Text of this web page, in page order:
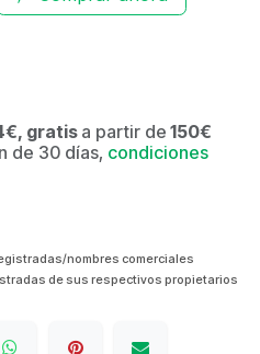
gratisa partir de 150€
de 30 días, condiciones
nombres comerciales
de sus respectivos propietarios